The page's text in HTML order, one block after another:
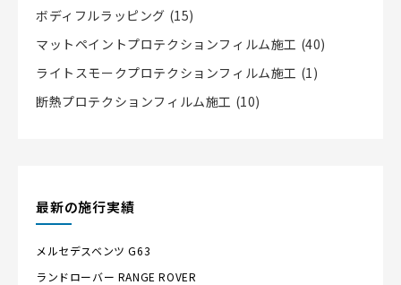
ボディフルラッピング (15)
マットペイントプロテクションフィルム施工 (40)
ライトスモークプロテクションフィルム施工 (1)
断熱プロテクションフィルム施工 (10)
最新の施行実績
メルセデスベンツ G63
ランドローバー RANGE ROVER